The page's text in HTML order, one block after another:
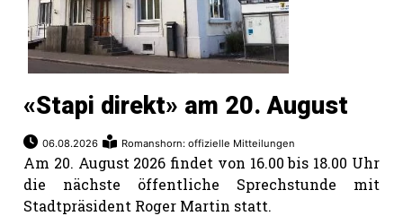
«Stapi direkt» am 20. August
06.08.2026 Romanshorn: offizielle Mitteilungen
Am 20. August 2026 findet von 16.00 bis 18.00 Uhr
die nächste öffentliche Sprechstunde mit
Stadtpräsident Roger Martin statt.